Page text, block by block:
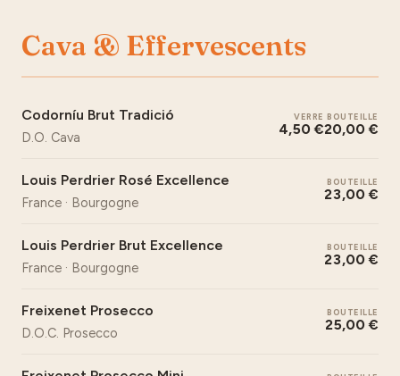
Cava & Effervescents
Codorníu Brut Tradició
D.O. Cava
VERRE
4,50 €
BOUTEILLE
20,00 €
Louis Perdrier Rosé Excellence
France · Bourgogne
BOUTEILLE
23,00 €
Louis Perdrier Brut Excellence
France · Bourgogne
BOUTEILLE
23,00 €
Freixenet Prosecco
D.O.C. Prosecco
BOUTEILLE
25,00 €